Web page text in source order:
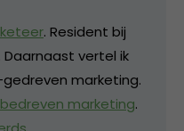
. Resident bij
vertel ik
marketing.
marketing.